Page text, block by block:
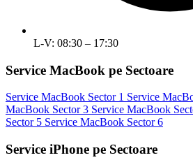
L-V: 08:30 – 17:30
Service MacBook pe Sectoare
Service MacBook Sector 1 Service
MacBook Sector 3 Service MacBook
Sector 5 Service MacBook Sector 6
Service iPhone pe Sectoare